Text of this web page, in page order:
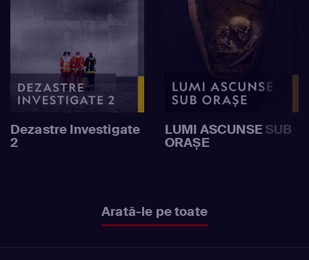
Dezastre Investigate
2
LUMI ASCUNSE SUB
ORAȘE
Arată-le pe toate